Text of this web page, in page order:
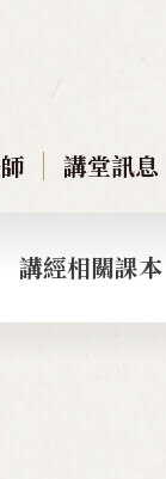
講堂訊息
講經相關課本